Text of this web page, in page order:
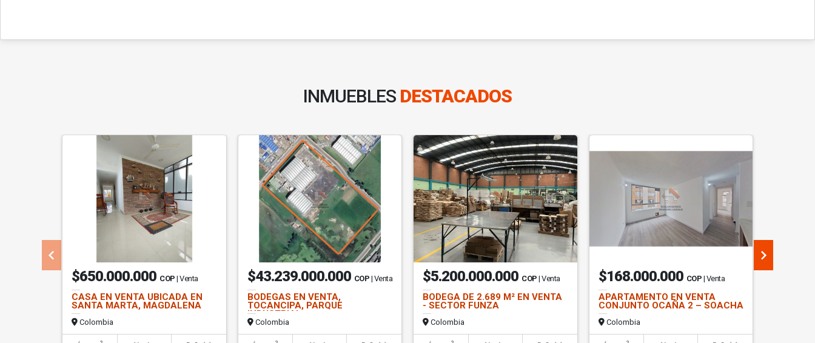
INMUEBLES DESTACADOS
$650.000.000 COP | Venta
CASA EN VENTA UBICADA EN
SANTA MARTA, MAGDALENA
Colombia
$43.239.000.000 COP | Venta
BODEGAS EN VENTA,
TOCANCIPA, PARQUE
INDUSTRIAL
Colombia
$5.200.000.000 COP | Venta
BODEGA DE 2.689 M² EN VENTA
- SECTOR FUNZA
Colombia
$168.000.000 COP | Venta
APARTAMENTO EN VENTA
CONJUNTO OCAÑA 2 – SOACHA
Colombia